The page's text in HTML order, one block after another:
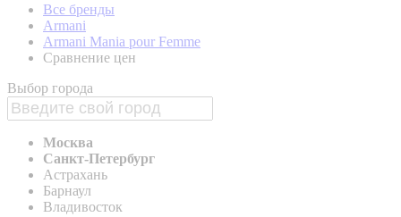
Все бренды
Armani
Armani Mania pour Femme
Сравнение цен
Выбор города
Москва
Санкт-Петербург
Астрахань
Барнаул
Владивосток